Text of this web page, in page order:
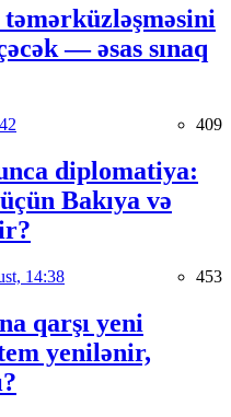
— əsas sınaq
409
diplomatiya:
Bakıya və
14:38 453
qarşı yeni
yenilənir,